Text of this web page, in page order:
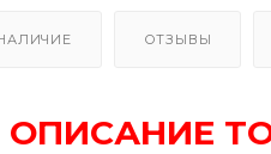
ОТЗЫВЫ
ОПИСАНИЕ